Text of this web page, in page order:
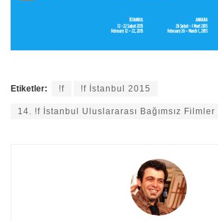
Etiketler: !f !f İstanbul 2015
14. !f İstanbul Uluslararası Bağımsız